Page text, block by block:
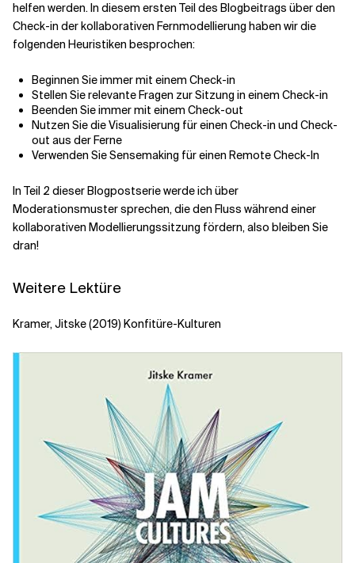
helfen werden. In diesem ersten Teil des Blogbeitrags über den
Check-in der kollaborativen Fernmodellierung haben wir die
folgenden Heuristiken besprochen:
Beginnen Sie immer mit einem Check-in
Stellen Sie relevante Fragen zur Sitzung in einem Check-in
Beenden Sie immer mit einem Check-out
Nutzen Sie die Visualisierung für einen Check-in und Check-
out aus der Ferne
Verwenden Sie Sensemaking für einen Remote Check-In
In Teil 2 dieser Blogpostserie werde ich über
Moderationsmuster sprechen, die den Fluss während einer
kollaborativen Modellierungssitzung fördern, also bleiben Sie
dran!
Weitere Lektüre
Kramer, Jitske (2019) Konfitüre-Kulturen